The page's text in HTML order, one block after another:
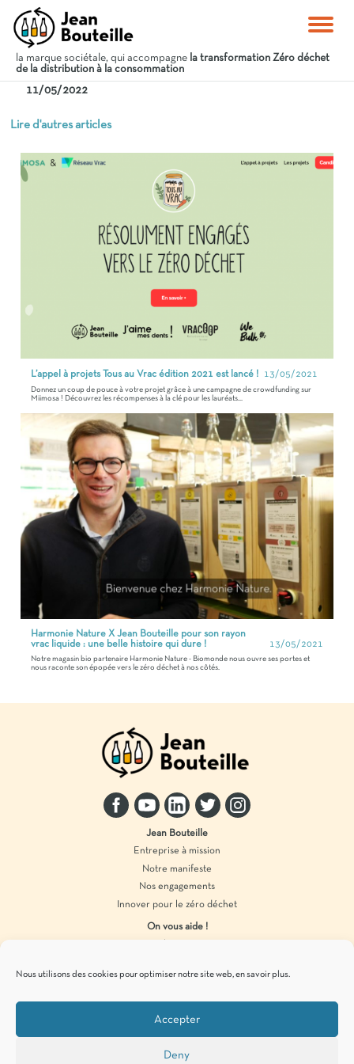
Nous utilisons des cookies pour optimiser notre site web, en savoir plus.
Accepter
Deny
la marque sociétale, qui accompagne la transformation Zéro déchet
de la distribution à la consommation
11/05/2022
Lire d'autres articles
L’appel à projets Tous au Vrac édition 2021 est lancé ! 13/05/2021
Donnez un coup de pouce à votre projet grâce à une campagne de crowdfunding sur
Miimosa ! Découvrez les récompenses à la clé pour les lauréats...
Harmonie Nature X Jean Bouteille pour son rayon
vrac liquide : une belle histoire qui dure !
13/05/2021
Notre magasin bio partenaire Harmonie Nature - Biomonde nous ouvre ses portes et
nous raconte son épopée vers le zéro déchet à nos côtés.
Jean Bouteille
Entreprise à mission
Notre manifeste
Nos engagements
Innover pour le zéro déchet
On vous aide !
Produits en vrac
Pour vous tenir informés de
zéro déchet, c’est par ici !